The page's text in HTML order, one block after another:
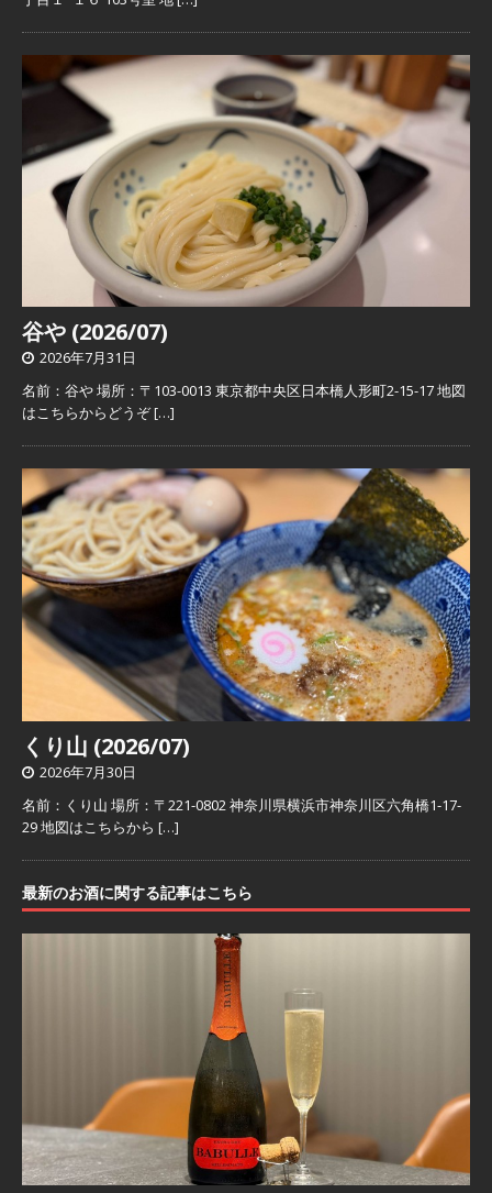
谷や (2026/07)
2026年7月31日
名前：谷や 場所：〒103-0013 東京都中央区日本橋人形町2-15-17 地図
はこちらからどうぞ[…]
くり山 (2026/07)
2026年7月30日
名前：くり山 場所：〒221-0802 神奈川県横浜市神奈川区六角橋1-17-
29 地図はこちらから […]
最新のお酒に関する記事はこちら